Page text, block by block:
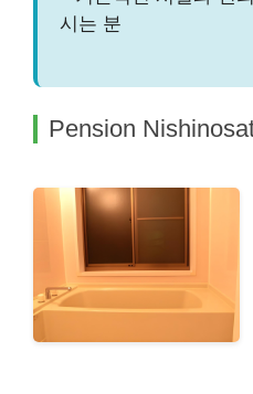
시는 분
Pension